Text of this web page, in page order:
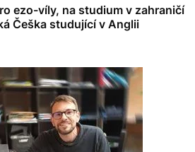
ezo-víly, na studium v zahraničí
Češka studující v Anglii